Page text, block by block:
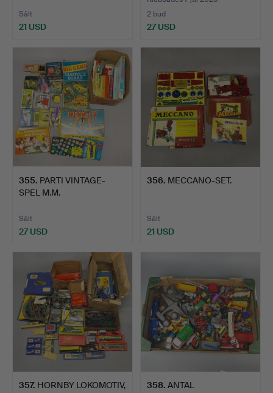
Sålt
21 USD
2 bud
27 USD
355. PARTI VINTAGE-
SPEL M.M.
Sålt
27 USD
356. MECCANO-SET.
Sålt
21 USD
357. HORNBY LOKOMOTIV,
358. ANTAL